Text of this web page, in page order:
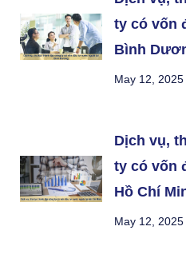
ty có vốn
Bình
May 12, 2025
Dịch vụ,
ty có vốn
Hồ Chí
May 12, 2025